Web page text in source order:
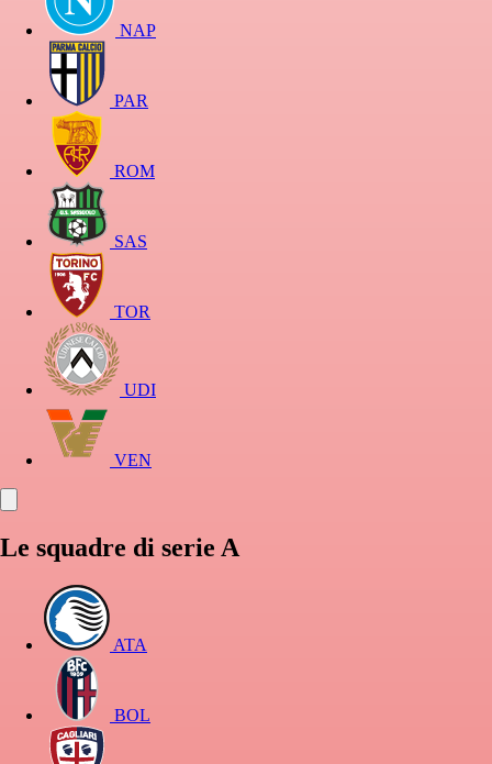
NAP
PAR
ROM
SAS
TOR
UDI
VEN
Le squadre di serie A
ATA
BOL